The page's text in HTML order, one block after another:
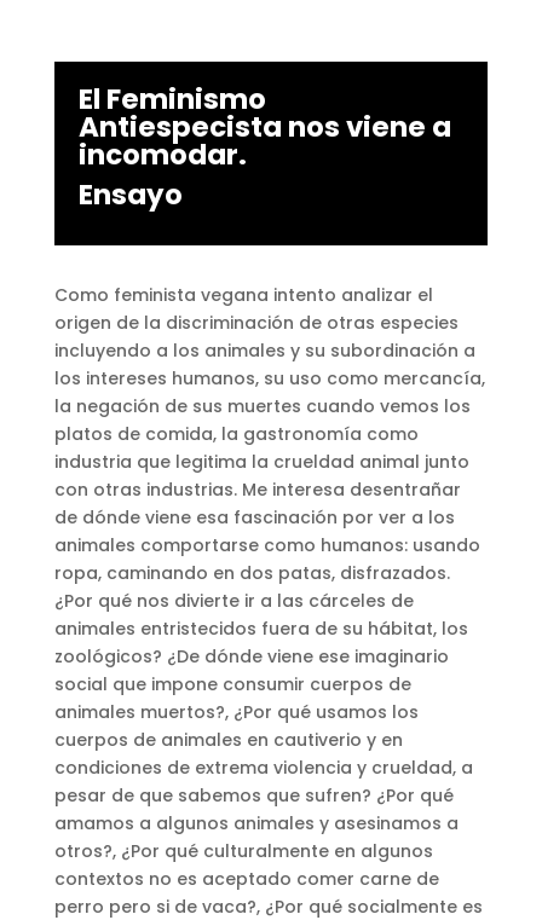
El Feminismo
Antiespecista nos viene a
incomodar.
Ensayo
Como feminista vegana intento analizar el
origen de la discriminación de otras especies
incluyendo a los animales y su subordinación a
los intereses humanos, su uso como mercancía,
la negación de sus muertes cuando vemos los
platos de comida, la gastronomía como
industria que legitima la crueldad animal junto
con otras industrias. Me interesa desentrañar
de dónde viene esa fascinación por ver a los
animales comportarse como humanos: usando
ropa, caminando en dos patas, disfrazados.
¿Por qué nos divierte ir a las cárceles de
animales entristecidos fuera de su hábitat, los
zoológicos? ¿De dónde viene ese imaginario
social que impone consumir cuerpos de
animales muertos?, ¿Por qué usamos los
cuerpos de animales en cautiverio y en
condiciones de extrema violencia y crueldad, a
pesar de que sabemos que sufren? ¿Por qué
amamos a algunos animales y asesinamos a
otros?, ¿Por qué culturalmente en algunos
contextos no es aceptado comer carne de
perro pero si de vaca?, ¿Por qué socialmente es